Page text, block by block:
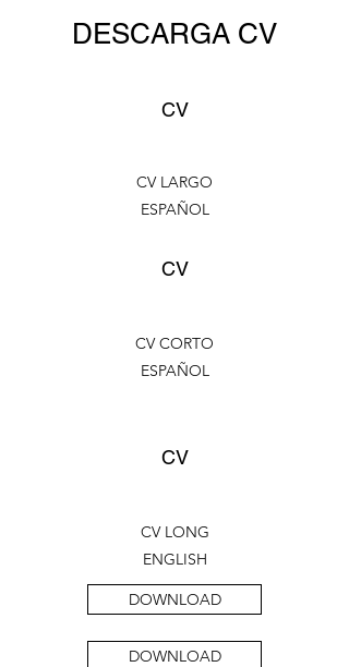
DESCARGA CV
CV
CV LARGO
ESPAÑOL
CV
CV CORTO
ESPAÑOL
CV
CV LONG
ENGLISH
DOWNLOAD
DOWNLOAD